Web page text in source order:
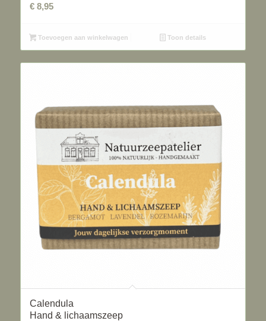
€8,95
Toevoegen aan winkelwagen Toon details
Calendula
Hand & lichaamszeep